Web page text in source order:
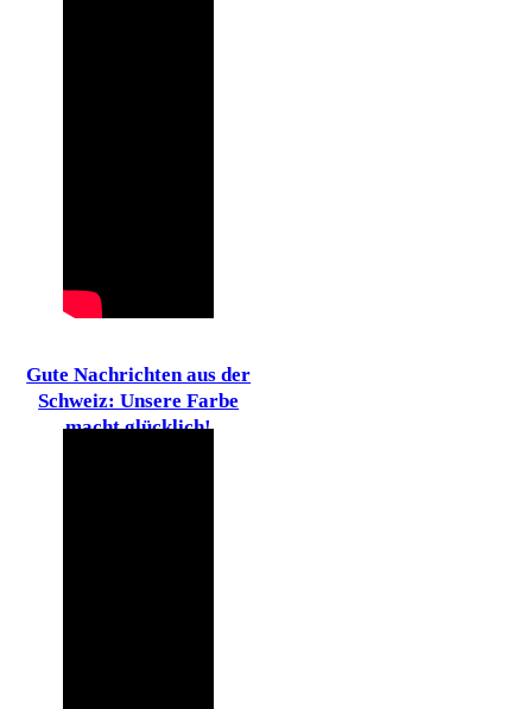
Gute Nachrichten aus der
Schweiz: Unsere Farbe
macht glücklich!